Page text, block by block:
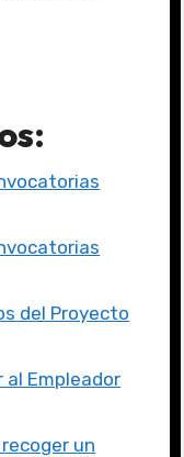
del Proyecto
al Empleador
un